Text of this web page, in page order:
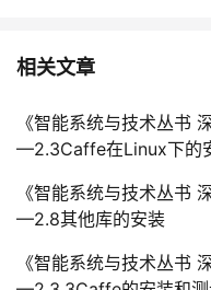
相关文章
《智能系统与技术丛书 深度学习实践：基于Caffe的解析》
—2.3Caffe在Linux下的
《智能系统与技术丛书 深度学习实践：基于Caffe的解析》
—2.8其他库的安装
《智能系统与技术丛书 深度学习实践：基于Caffe的解析》